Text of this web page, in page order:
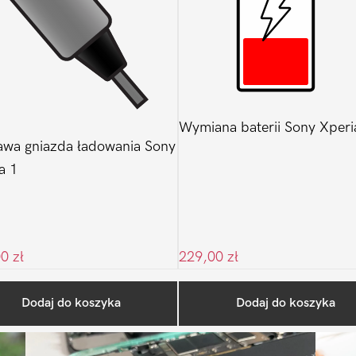
gniazda ładowania Sony
1
zł
Dodaj do koszyka
Wymiana baterii Sony
229,00 zł
Dodaj do koszyka
Ostatnio na blogu